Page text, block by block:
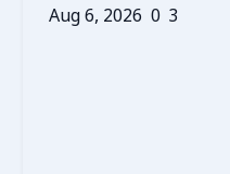
Aug 6, 2026 0 3